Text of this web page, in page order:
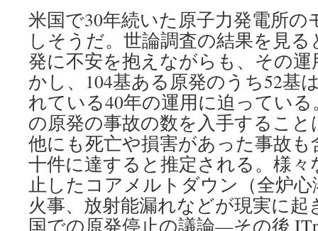
米国で30年続いた原子力発電所
しそうだ。世論調査の結果を見
発に不安を抱えながらも、その
かし、104基ある原発のうち52基
れている40年の運用に迫ってい
の原発の事故の数を入手するこ
他にも死亡や損害があった事故
十件に達すると推定される。様
止したコアメルトダウン（全炉
火事、放射能漏れなどが現実に
国での原発停止の議論—その後